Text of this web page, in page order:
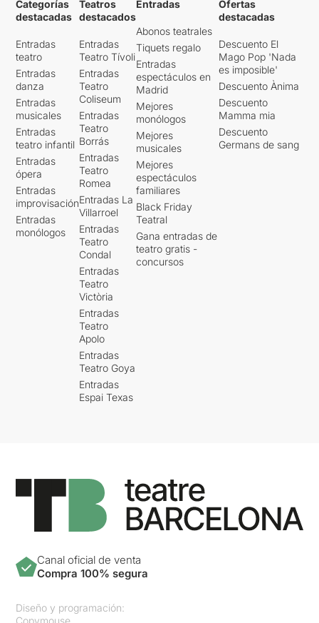
Categorías
destacadas
Entradas
teatro
Entradas
danza
Entradas
musicales
Entradas
teatro infantil
Entradas
ópera
Entradas
improvisación
Entradas
monólogos
Teatros
destacados
Entradas
Teatro Tívoli
Entradas
Teatro
Coliseum
Entradas
Teatro
Borrás
Entradas
Teatro
Romea
Entradas La
Villarroel
Entradas
Teatro
Condal
Entradas
Teatro
Victòria
Entradas
Teatro
Apolo
Entradas
Teatro Goya
Entradas
Espai Texas
Entradas
Abonos teatrales
Tiquets regalo
Entradas
espectáculos en
Madrid
Mejores
monólogos
Mejores
musicales
Mejores
espectáculos
familiares
Black Friday
Teatral
Gana entradas de
teatro gratis -
concursos
Ofertas
destacadas
Descuento El
Mago Pop 'Nada
es imposible'
Descuento Ànima
Descuento
Mamma mia
Descuento
Germans de sang
Canal oficial de venta
Compra 100% segura
Diseño y programación:
Copymouse